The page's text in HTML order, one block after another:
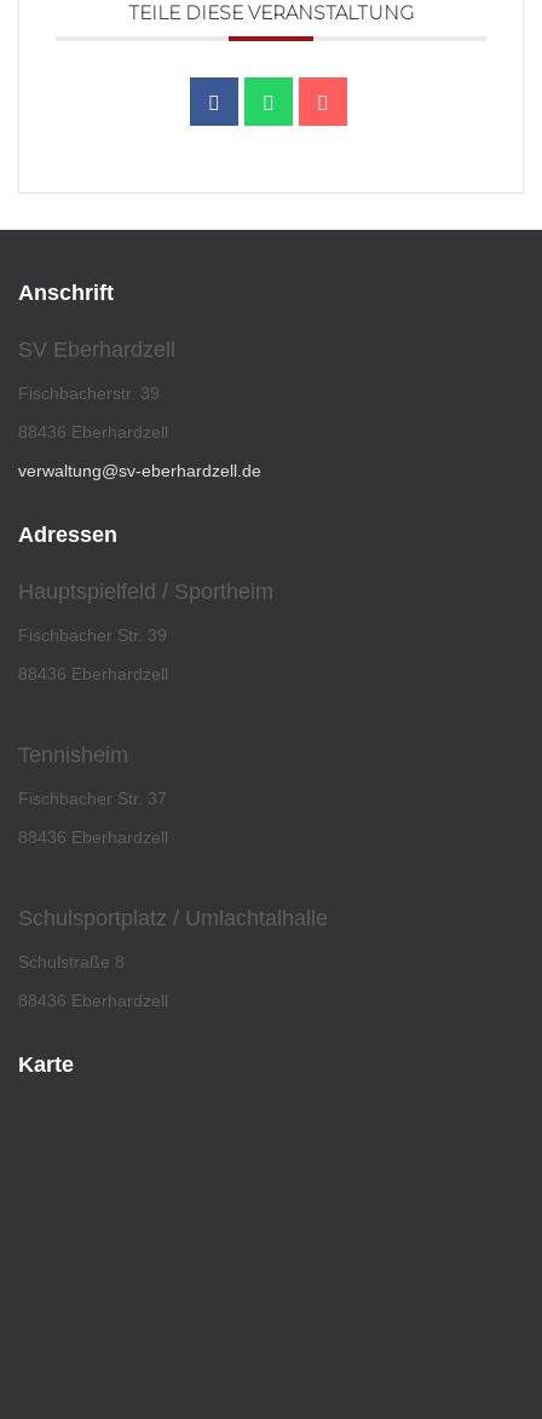
TEILE DIESE VERANSTALTUNG
Anschrift
SV Eberhardzell
Fischbacherstr. 39
88436 Eberhardzell
verwaltung@sv-eberhardzell.de
Adressen
Hauptspielfeld / Sportheim
Fischbacher Str. 39
88436 Eberhardzell
Tennisheim
Fischbacher Str. 37
88436 Eberhardzell
Schulsportplatz / Umlachtalhalle
Schulstraße 8
88436 Eberhardzell
Karte